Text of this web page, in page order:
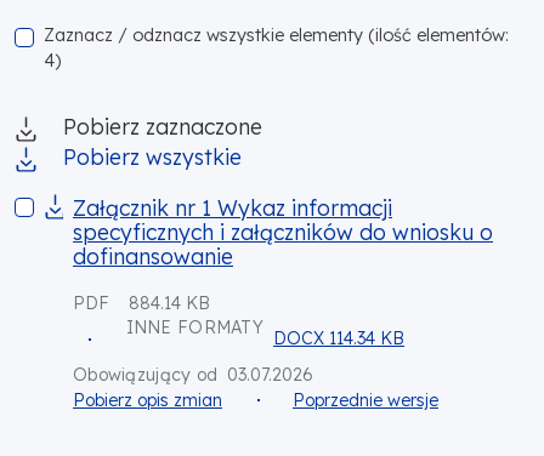
Zaznacz / odznacz wszystkie elementy (ilość elementów:
4)
Pobierz zaznaczone
Pobierz wszystkie
Załącznik nr 1 Wykaz informacji specyficznych i
Załącznik nr 1 Wykaz informacji
specyficznych i załączników do wniosku o
dofinansowanie
PDF
884.14 KB
INNE FORMATY
DOCX 114.34 KB
Obowiązujący od 03.07.2026
Pobierz opis zmian
Poprzednie wersje